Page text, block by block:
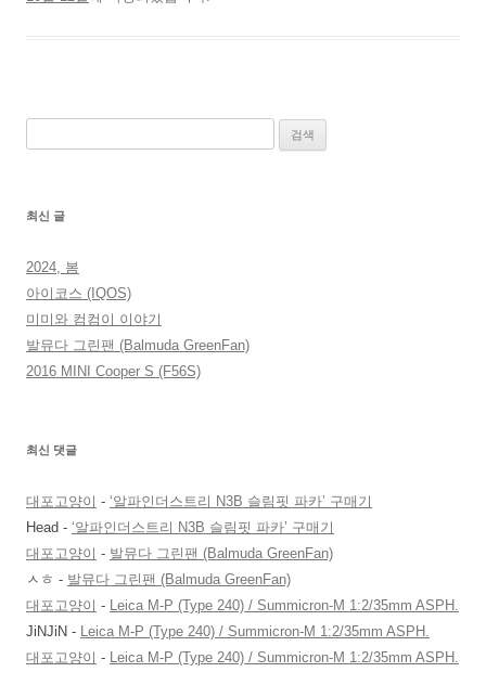
최신 글
2024, 봄
아이코스 (IQOS)
미미와 컴컴이 이야기
발뮤다 그린팬 (Balmuda GreenFan)
2016 MINI Cooper S (F56S)
최신 댓글
대포고양이 - ‘알파인더스트리 N3B 슬림핏 파카’ 구매기
Head - ‘알파인더스트리 N3B 슬림핏 파카’ 구매기
대포고양이 - 발뮤다 그린팬 (Balmuda GreenFan)
ㅅㅎ - 발뮤다 그린팬 (Balmuda GreenFan)
대포고양이 -
Leica M-P (Type 240) / Summicron-M 1:2/35mm ASPH.
JiNJiN -
Leica M-P (Type 240) / Summicron-M 1:2/35mm ASPH.
대포고양이 - Leica M-P (Type 240) / Summicron-M 1:2/35mm ASPH.